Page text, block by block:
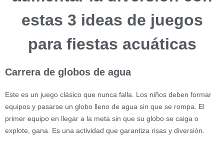
estas 3 ideas de juegos
para fiestas acuáticas
Carrera de globos de agua
Este es un juego clásico que nunca falla. Los niños deben formar
equipos y pasarse un globo lleno de agua sin que se rompa. El
primer equipo en llegar a la meta sin que su globo se caiga o
explote, gana. Es una actividad que garantiza risas y diversión.